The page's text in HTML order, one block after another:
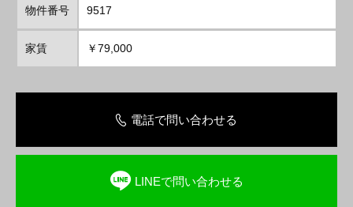
物件番号 9517
家賃 ￥79,000
電話で問い合わせる
LINEで問い合わせる